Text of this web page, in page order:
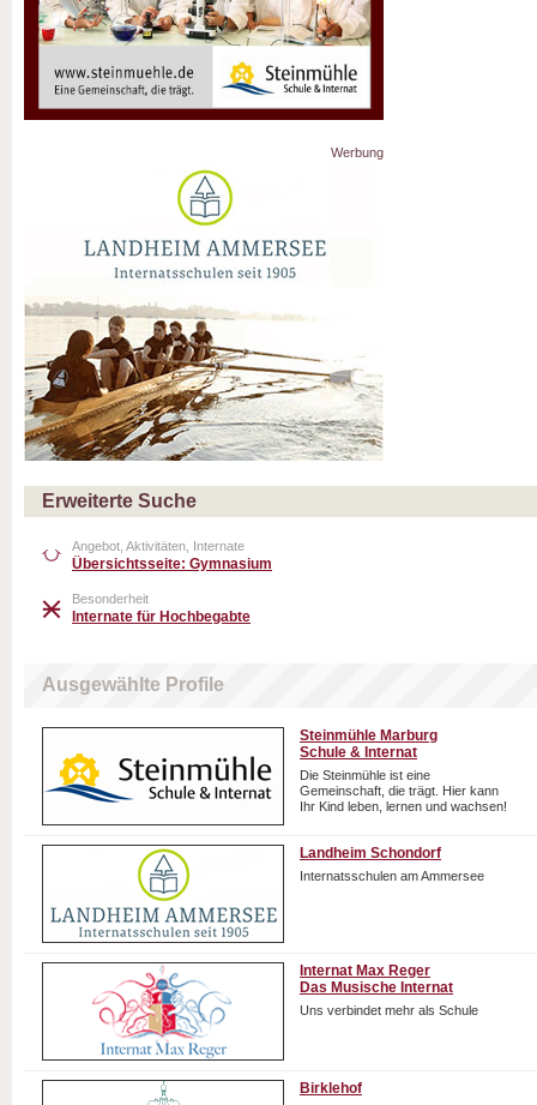
Werbung
Erweiterte Suche
Angebot, Aktivitäten, Internate
Übersichtsseite: Gymnasium
Besonderheit
Internate für Hochbegabte
Ausgewählte Profile
Steinmühle Marburg
Schule & Internat
Die Steinmühle ist eine
Gemeinschaft, die trägt. Hier kann
Ihr Kind leben, lernen und wachsen!
Landheim Schondorf
Internatsschulen am Ammersee
Internat Max Reger
Das Musische Internat
Uns verbindet mehr als Schule
Birklehof